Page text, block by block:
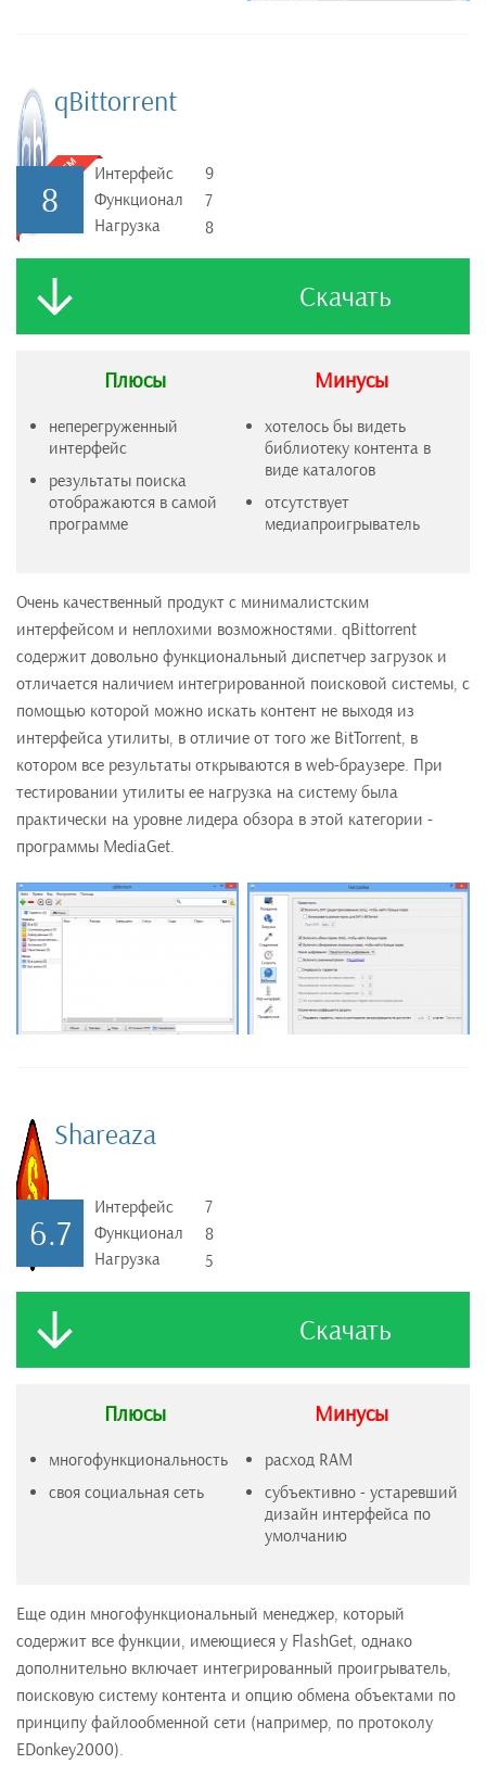
qBittorrent
8
Интерфейс
Функционал
Нагрузка
9
7
8
Скачать
Плюсы
неперегруженный
интерфейс
результаты поиска
отображаются в самой
программе
Минусы
хотелось бы видеть
библиотеку контента в
виде каталогов
отсутствует
медиапроигрыватель
Очень качественный продукт с минималистским
интерфейсом и неплохими возможностями. qBittorrent
содержит довольно функциональный диспетчер загрузок и
отличается наличием интегрированной поисковой системы, с
помощью которой можно искать контент не выходя из
интерфейса утилиты, в отличие от того же BitTorrent, в
котором все результаты открываются в web-браузере. При
тестировании утилиты ее нагрузка на систему была
практически на уровне лидера обзора в этой категории -
программы MediaGet.
Shareaza
6.7
Интерфейс
Функционал
Нагрузка
7
8
5
Скачать
Плюсы
многофункциональность
своя социальная сеть
Минусы
расход RAM
субъективно - устаревший
дизайн интерфейса по
умолчанию
Еще один многофункциональный менеджер, который
содержит все функции, имеющиеся у FlashGet, однако
дополнительно включает интегрированный проигрыватель,
поисковую систему контента и опцию обмена объектами по
принципу файлообменной сети (например, по протоколу
EDonkey2000).